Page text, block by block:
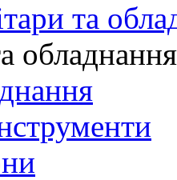
та
обладнання